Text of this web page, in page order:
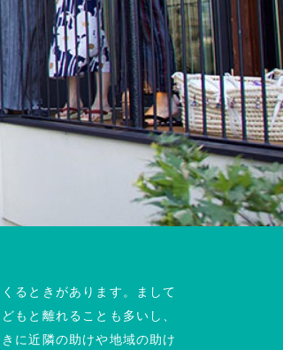
るときがあります。まして
もと離れることも多いし、
に近隣の助けや地域の助け